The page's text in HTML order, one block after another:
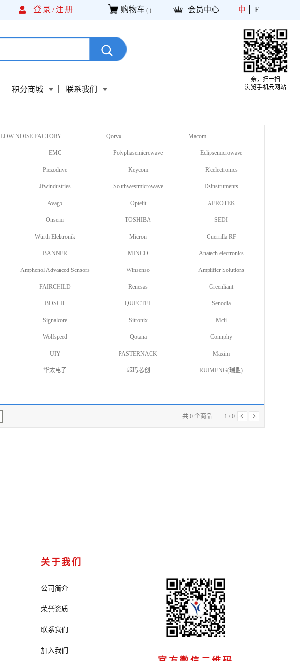
登录/注册 购物车 ( ) 会员中心 中 E
积分商城 联系我们
LOW NOISE FACTORY Qorvo Macom
EMC Polyphasemicrowave Eclipsemicrowave
Piezodrive Keycom Rlcelectronics
Jfwindustries Southwestmicrowave Dsinstruments
Avago Optelit AEROTEK
Onsemi TOSHIBA SEDI
Würth Elektronik Micron Guerrilla RF
BANNER MINCO Anatech electronics
Amphenol Advanced Sensors Winsenso Amplifier Solutions
FAIRCHILD Renesas Greenliant
BOSCH QUECTEL Senodia
Signalcore Sitronix Mcli
Wolfspeed Qotana Connphy
UIY PASTERNACK Maxim
华太电子 郎玛芯创 RUIMENG(瑞盟)
共 0 个商品 1 / 0
关于我们
公司简介
荣誉资质
联系我们
加入我们
亲，扫一扫
浏览手机云网站